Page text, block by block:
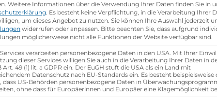
groupAnzahl Mitarbeiter
100
Tage
Weitere Informationen über die Verwendung Ihrer Daten finden Sie in
. Es besteht keine Verpflichtung, in die Verarbeitung Ihrer
um dieses Angebot zu nutzen. Sie können Ihre Auswahl jederzeit
widerrufen oder anpassen. Bitte beachten Sie, dass aufgrund
möglicherweise nicht alle Funktionen der Website verfügbar sind.
verarbeiten personenbezogene Daten in den USA. Mit Ihrer
dieser Services willigen Sie auch in die Verarbeitung Ihrer Daten in
Art. 49 (1) lit. a GDPR ein. Der EuGH stuft die USA als ein Land mit
Datenschutz nach EU-Standards ein. Es besteht beispielsweise
dass US-Behörden personenbezogene Daten in
ohne dass für Europäerinnen und Europäer eine Klagemöglichkeit